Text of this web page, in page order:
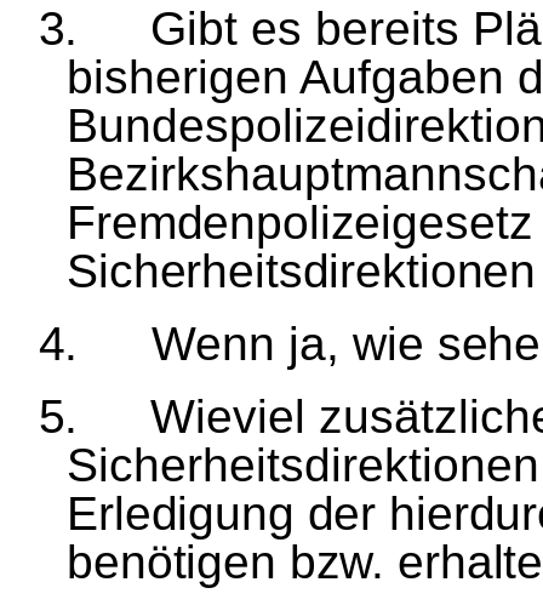
3.
Gibt es bereits Plä
bisherigen Aufgaben
4.
Wenn ja, wie
5.
Wieviel zusä
Erledigung der
benötigen bzw.